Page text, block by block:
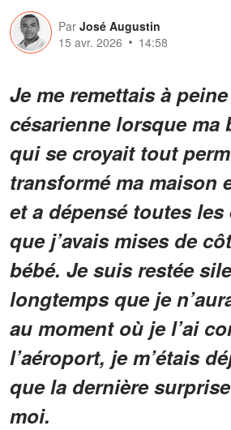
Par José Augustin
15 avr. 2026
14:58
Je me remettais à
césarienne lorsque ma
qui se croyait tout
transformé ma maison
et a dépensé toutes
que j’avais mises de
bébé. Je suis restée
longtemps que je
au moment où je l’ai
l’aéroport, je m’étais
que la dernière
moi.